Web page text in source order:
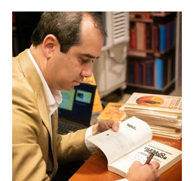
Under 21 por tercer año consecutivo,
formando parte una vez más de la
selección anual de la publicación que
destaca a los artistas menores de 21 años
más influyentes de la industria musical.
Este reconocimiento reaf